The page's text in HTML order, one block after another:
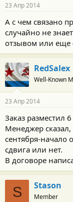
23 Апр 2014
А с чем связано
случайно не
отзывом или еще
RedSalex
Well-Known
23 Апр 2014
Заказ разместил
Менеджер
сентября-начало
сдвига или нет.
В договоре
S Stason
Member